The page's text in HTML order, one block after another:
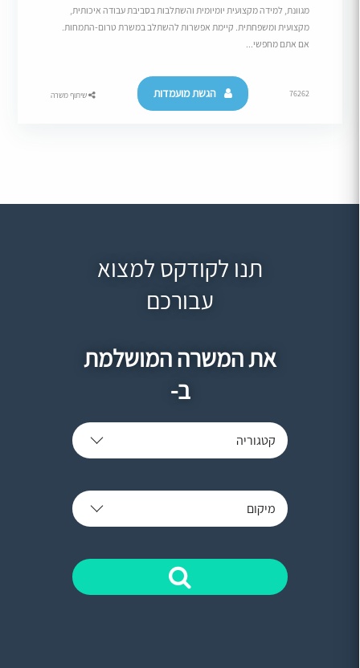
מגוונת, למידה מקצועית יומיומית והשתלבות בסביבת עבודה איכותית,
מקצועית ומשפחתית. קיימת אפשרות להשתלב במשרת טרום-התמחות.
אם אתם מחפשי...
76262 הגשת מועמדות שיתוף משרה
תנו לקודקס למצוא
עבורכם
את המשרה המושלמת
ב-
קטגוריה
מיקום